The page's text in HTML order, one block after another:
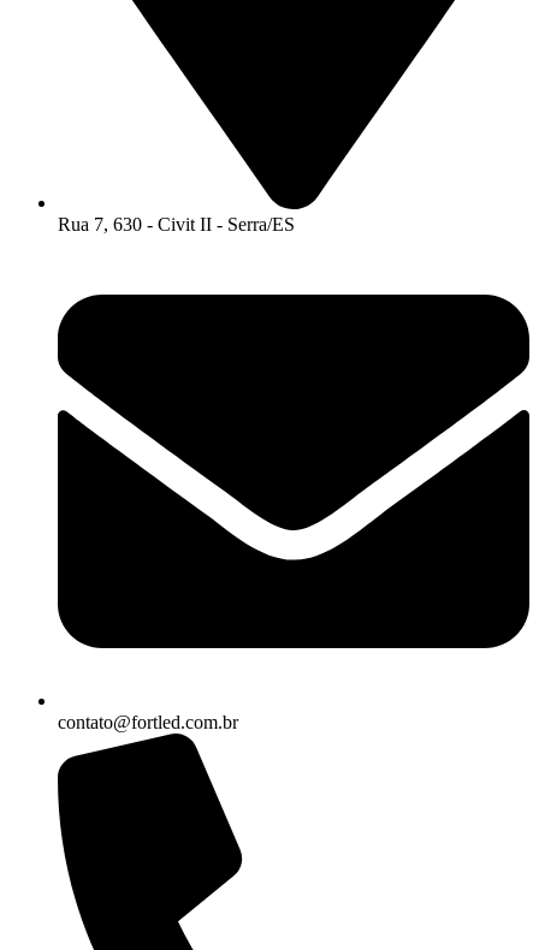
Rua 7, 630 - Civit II - Serra/ES
contato@fortled.com.br